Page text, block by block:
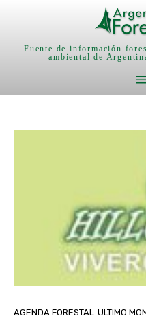
Fuente de información
ambiental de
AGENDA FORESTAL ULTIMO